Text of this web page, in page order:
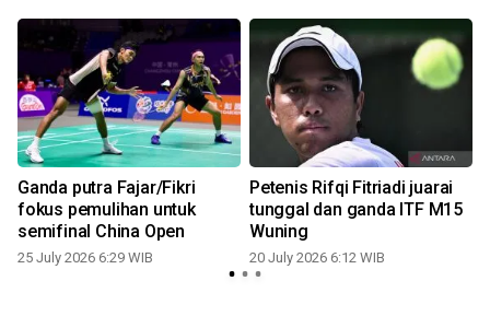
Ganda putra Fajar/Fikri
fokus pemulihan untuk
semifinal China Open
25 July 2026 6:29 WIB
Petenis Rifqi Fitriadi juarai
tunggal dan ganda ITF M15
Wuning
20 July 2026 6:12 WIB